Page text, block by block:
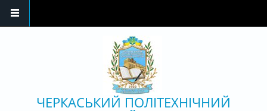
ЧЕРКАСЬКИЙ ПОЛІТЕХНІЧНИЙ